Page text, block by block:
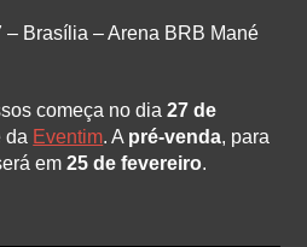
– Brasília – Arena BRB Mané
começa no dia27 de
da Eventim. A pré-venda, para
em25 de fevereiro.